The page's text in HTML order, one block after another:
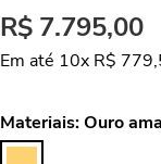
R$ 7.795,00
Em até 10x R$ 779,
Materiais:Ouro